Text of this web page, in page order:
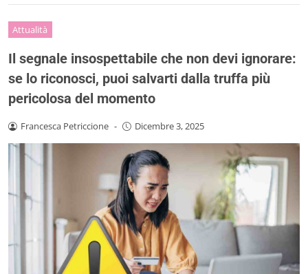
Attualità
Il segnale insospettabile che non devi ignorare:
se lo riconosci, puoi salvarti dalla truffa più
pericolosa del momento
Francesca Petriccione - Dicembre 3, 2025